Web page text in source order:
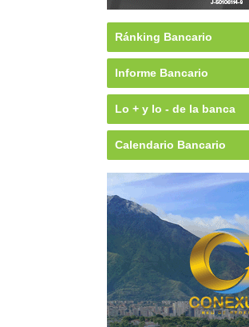
Ránking Bancario
Informe Bancario
Lo + y lo - de la banca
Calendario Bancario